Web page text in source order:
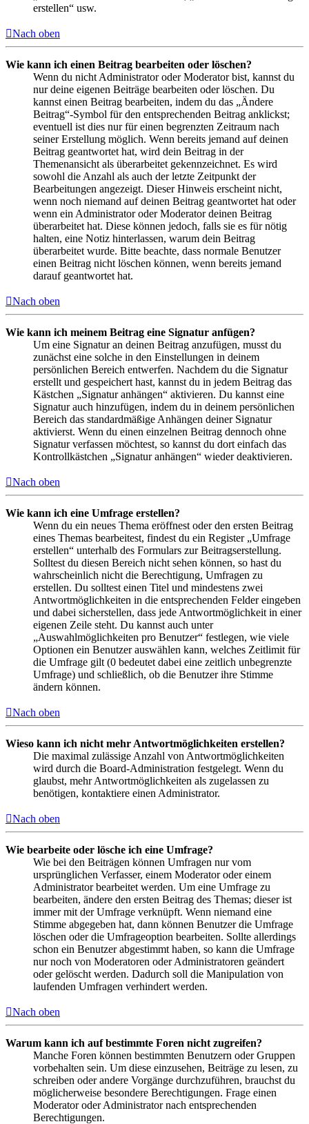
erstellen“ usw.
Nach oben
Wie kann ich einen Beitrag bearbeiten oder löschen?
Wenn du nicht Administrator oder Moderator bist, kannst du
nur deine eigenen Beiträge bearbeiten oder löschen. Du
kannst einen Beitrag bearbeiten, indem du das „Ändere
Beitrag“-Symbol für den entsprechenden Beitrag anklickst;
eventuell ist dies nur für einen begrenzten Zeitraum nach
seiner Erstellung möglich. Wenn bereits jemand auf deinen
Beitrag geantwortet hat, wird dein Beitrag in der
Themenansicht als überarbeitet gekennzeichnet. Es wird
sowohl die Anzahl als auch der letzte Zeitpunkt der
Bearbeitungen angezeigt. Dieser Hinweis erscheint nicht,
wenn noch niemand auf deinen Beitrag geantwortet hat oder
wenn ein Administrator oder Moderator deinen Beitrag
überarbeitet hat. Diese können jedoch, falls sie es für nötig
halten, eine Notiz hinterlassen, warum dein Beitrag
überarbeitet wurde. Bitte beachte, dass normale Benutzer
einen Beitrag nicht löschen können, wenn bereits jemand
darauf geantwortet hat.
Nach oben
Wie kann ich meinem Beitrag eine Signatur anfügen?
Um eine Signatur an deinen Beitrag anzufügen, musst du
zunächst eine solche in den Einstellungen in deinem
persönlichen Bereich entwerfen. Nachdem du die Signatur
erstellt und gespeichert hast, kannst du in jedem Beitrag das
Kästchen „Signatur anhängen“ aktivieren. Du kannst eine
Signatur auch hinzufügen, indem du in deinem persönlichen
Bereich das standardmäßige Anhängen deiner Signatur
aktivierst. Wenn du einen einzelnen Beitrag dennoch ohne
Signatur verfassen möchtest, so kannst du dort einfach das
Kontrollkästchen „Signatur anhängen“ wieder deaktivieren.
Nach oben
Wie kann ich eine Umfrage erstellen?
Wenn du ein neues Thema eröffnest oder den ersten Beitrag
eines Themas bearbeitest, findest du ein Register „Umfrage
erstellen“ unterhalb des Formulars zur Beitragserstellung.
Solltest du diesen Bereich nicht sehen können, so hast du
wahrscheinlich nicht die Berechtigung, Umfragen zu
erstellen. Du solltest einen Titel und mindestens zwei
Antwortmöglichkeiten in die entsprechenden Felder eingeben
und dabei sicherstellen, dass jede Antwortmöglichkeit in einer
eigenen Zeile steht. Du kannst auch unter
„Auswahlmöglichkeiten pro Benutzer“ festlegen, wie viele
Optionen ein Benutzer auswählen kann, welches Zeitlimit für
die Umfrage gilt (0 bedeutet dabei eine zeitlich unbegrenzte
Umfrage) und schließlich, ob die Benutzer ihre Stimme
ändern können.
Nach oben
Wieso kann ich nicht mehr Antwortmöglichkeiten erstellen?
Die maximal zulässige Anzahl von Antwortmöglichkeiten
wird durch die Board-Administration festgelegt. Wenn du
glaubst, mehr Antwortmöglichkeiten als zugelassen zu
benötigen, kontaktiere einen Administrator.
Nach oben
Wie bearbeite oder lösche ich eine Umfrage?
Wie bei den Beiträgen können Umfragen nur vom
ursprünglichen Verfasser, einem Moderator oder einem
Administrator bearbeitet werden. Um eine Umfrage zu
bearbeiten, ändere den ersten Beitrag des Themas; dieser ist
immer mit der Umfrage verknüpft. Wenn niemand eine
Stimme abgegeben hat, dann können Benutzer die Umfrage
löschen oder die Umfrageoption bearbeiten. Sollte allerdings
schon ein Benutzer abgestimmt haben, so kann die Umfrage
nur noch von Moderatoren oder Administratoren geändert
oder gelöscht werden. Dadurch soll die Manipulation von
laufenden Umfragen verhindert werden.
Nach oben
Warum kann ich auf bestimmte Foren nicht zugreifen?
Manche Foren können bestimmten Benutzern oder Gruppen
vorbehalten sein. Um diese einzusehen, Beiträge zu lesen, zu
schreiben oder andere Vorgänge durchzuführen, brauchst du
möglicherweise besondere Berechtigungen. Frage einen
Moderator oder Administrator nach entsprechenden
Berechtigungen.